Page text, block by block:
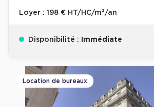
Loyer : 198 € HT/HC/m²/an
Disponibilité : Immédiate
Location de bureaux